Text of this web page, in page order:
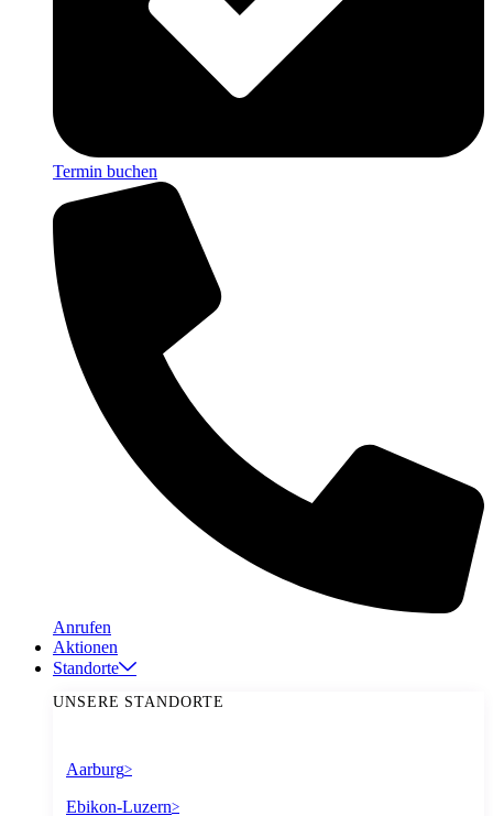
Termin buchen
Anrufen
Aktionen
Standorte
UNSERE STANDORTE
Aarburg>
Ebikon-Luzern>